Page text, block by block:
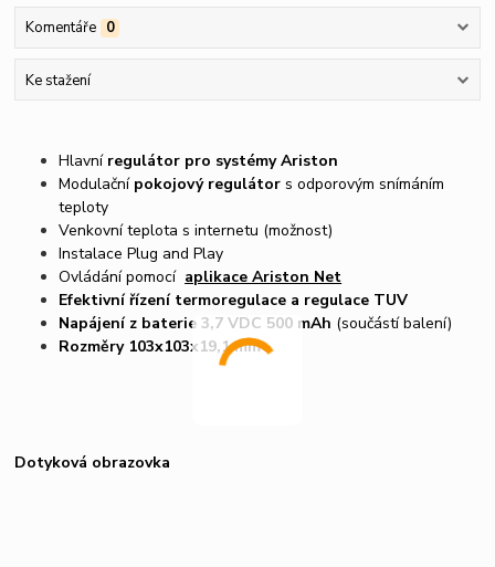
Komentáře 0
Ke stažení
Hlavníregulátor pro systémy Ariston
Modulační pokojový regulátor s odporovým snímáním
teploty
Venkovní teplota s internetu (možnost)
Instalace Plug and Play
Ovládání pomocí aplikace Ariston Net
Efektivní řízení termoregulace a regulace TUV
Napájení z baterie 3,7 VDC 500 mAh (součástí balení)
Rozměry 103x103x19,1 mm
Dotyková obrazovka